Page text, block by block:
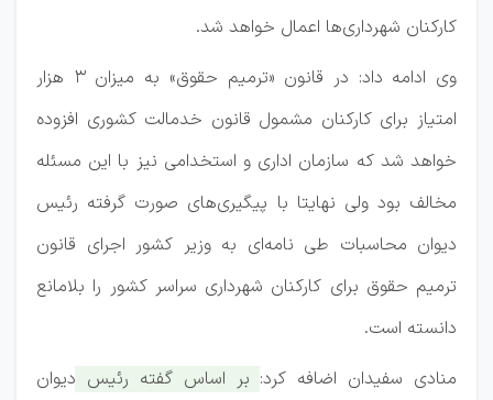
کارکنان شهرداری‌‎ها اعمال خواهد شد.
وی ادامه داد: در قانون «ترمیم حقوق» به میزان 3 هزار
امتیاز برای کارکنان مشمول قانون خدمالت کشوری افزوده
خواهد شد که سازمان اداری و استخدامی نیز با این مسئله
مخالف بود ولی نهایتا با پیگیری‌های صورت گرفته رئیس
دیوان محاسبات طی نامه‌ای به وزیر کشور اجرای قانون
ترمیم حقوق برای کارکنان شهرداری سراسر کشور را بلامانع
دانسته است.
منادی سفیدان اضافه کرد: بر اساس گفته رئیس دیوان